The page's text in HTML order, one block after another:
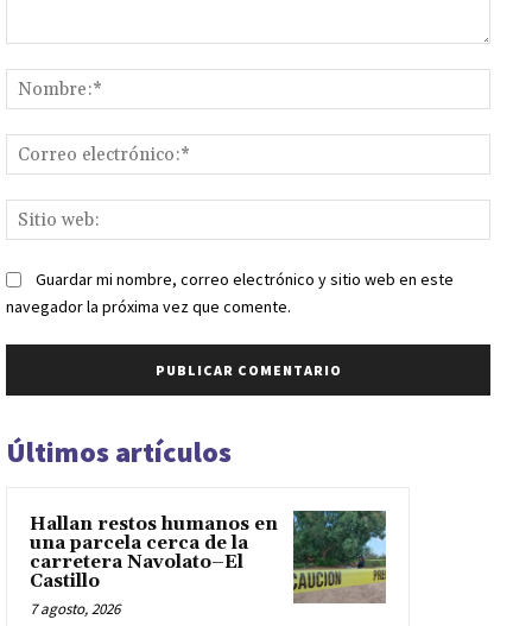
web:
Guardar mi nombre, correo electrónico y sitio web en este
navegador la próxima vez que comente.
Últimos artículos
Hallan restos humanos en
una parcela cerca de la
carretera Navolato–El
Castillo
7 agosto, 2026